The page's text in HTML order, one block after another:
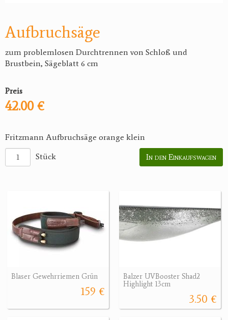
Aufbruchsäge
zum problemlosen Durchtrennen von Schloß und
Brustbein, Sägeblatt 6 cm
Preis
42.00 €
Fritzmann Aufbruchsäge orange klein
Stück
In den Einkaufswagen
Blaser Gewehrriemen Grün
159 €
Balzer UVBooster Shad2
Highlight 13cm
3.50 €